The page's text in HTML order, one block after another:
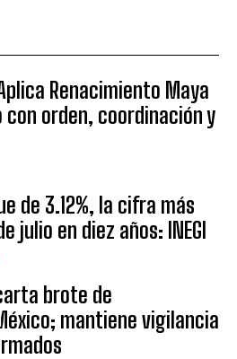
Renacimiento Maya
con orden, coordinación y
de 3.12%, la cifra más
julio en diez años: INEGI
brote de
mantiene vigilancia